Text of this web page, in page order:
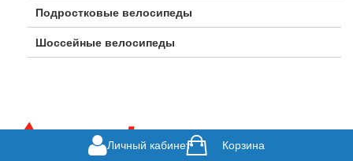
Подростковые велосипеды
Шоссейные велосипеды
Личный кабинет Корзина